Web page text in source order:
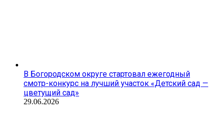
В Богородском округе стартовал ежегодный
смотр-конкурс на лучший участок «Детский сад —
цветущий сад»
29.06.2026